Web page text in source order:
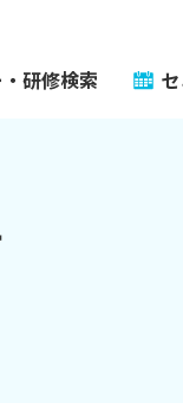
研修検索